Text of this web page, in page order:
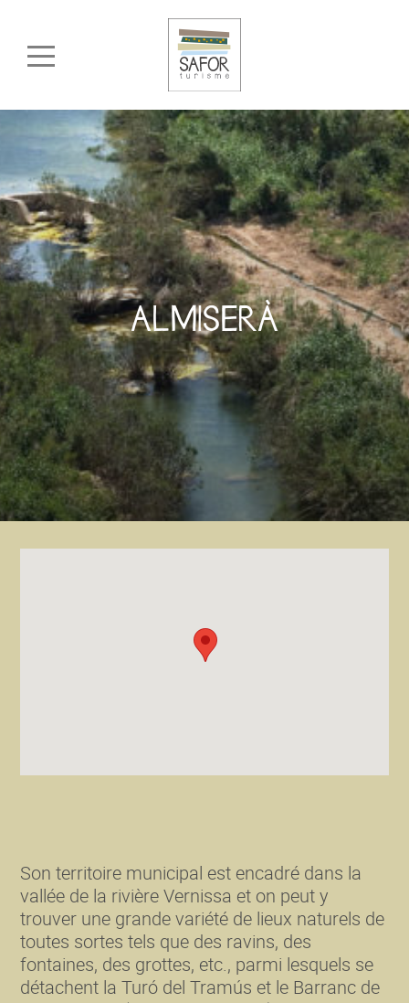
ALMISERÀ
Son territoire municipal est encadré dans la
vallée de la rivière Vernissa et on peut y
trouver une grande variété de lieux naturels de
toutes sortes tels que des ravins, des
fontaines, des grottes, etc., parmi lesquels se
détachent la Turó del Tramús et le Barranc de